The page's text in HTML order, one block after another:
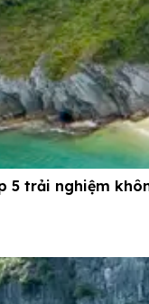
5 trải nghiệm